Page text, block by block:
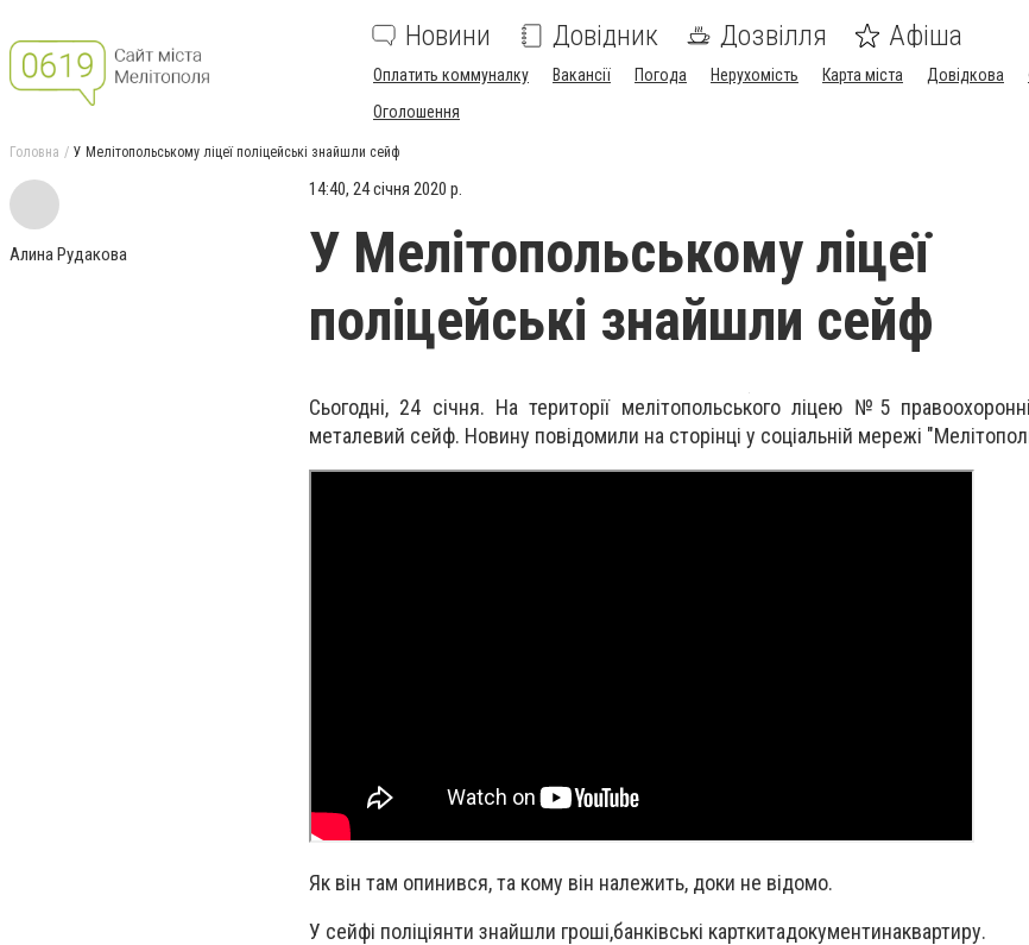
Новини Довідник Дозвілля Афіша
Оплатить коммуналку Вакансії Погода Нерухомість Карта міста Довідкова
Оголошення
Головна У Мелітопольському ліцеї поліцейські знайшли сейф
Алина Рудакова
14:40, 24 січня 2020 р.
У Мелітопольському ліцеї
поліцейські знайшли сейф
Сьогодні, 24 січня. На території мелітопольського ліцею №5
металевий сейф. Новину повідомили на сторінці у соціальній мережі
Як він там опинився, та кому він належить, доки не відомо.
У сейфі поліціянти знайшли гроші,банківські карткитадокументинаквартиру.